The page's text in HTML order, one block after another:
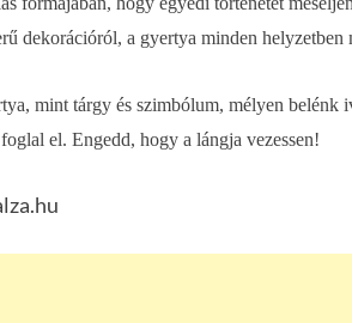
dekorációról, a gyertya minden helyzetben
mint tárgy és szimbólum, mélyen
el. Engedd, hogy a lángja vezessen!